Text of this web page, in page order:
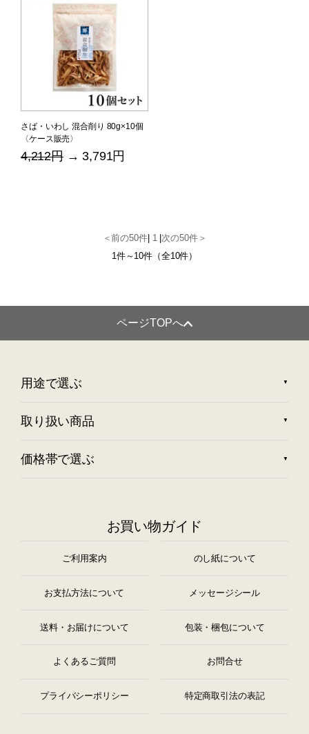
さば・いわし 混合削り 80g×10個
〈ケース販売〉
4,212円→ 3,791円
＜前の50件| 1
次の50件＞
1件～10件（全10件）
ページTOPへ
用途で選ぶ
取り扱い商品
価格帯で選ぶ
お買い物ガイド
ご利用案内 のし紙について
お支払方法について メッセージシール
送料・お届けについて 包装・梱包について
よくあるご質問 お問合せ
プライバシーポリシー 特定商取引法の表記